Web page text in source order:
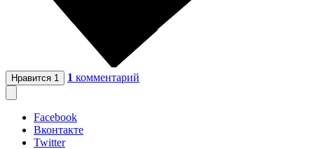
Нравится 1 1 комментарий
Facebook
Вконтакте
Twitter